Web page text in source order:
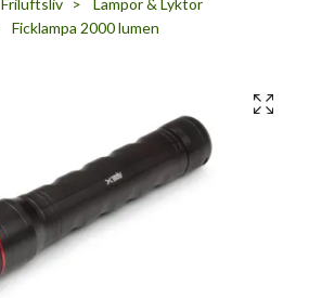
Friluftsliv
Lampor & Lyktor
Ficklampa 2000 lumen